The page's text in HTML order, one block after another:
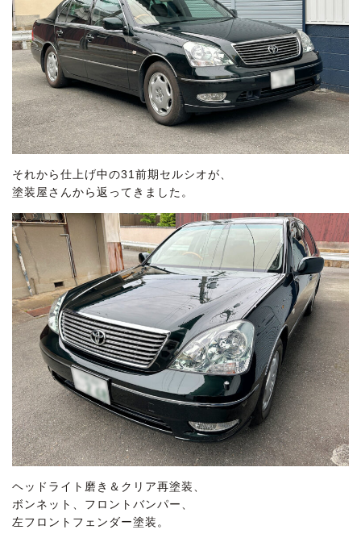
それから仕上げ中の31前期セルシオが、
塗装屋さんから返ってきました。
ヘッドライト磨き＆クリア再塗装、
ボンネット、フロントバンパー、
左フロントフェンダー塗装。